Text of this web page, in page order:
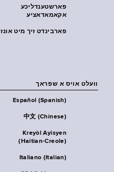
פארשטענדליכע
אקאמאדאציע
פארבינדט זיך מיט אונז
וועלט אויס א שפראך
Español (Spanish)
中文 (Chinese)
Kreyòl Ayisyen
(Haitian-Creole)
Italiano (Italian)